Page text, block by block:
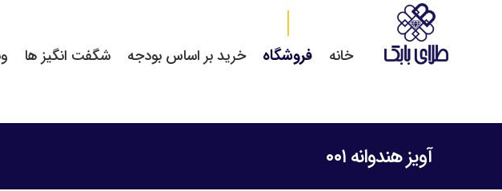
خانه فروشگاه خرید بر اساس بودجه شگفت انگیز ها
آویز هندوانه ۰۰۱